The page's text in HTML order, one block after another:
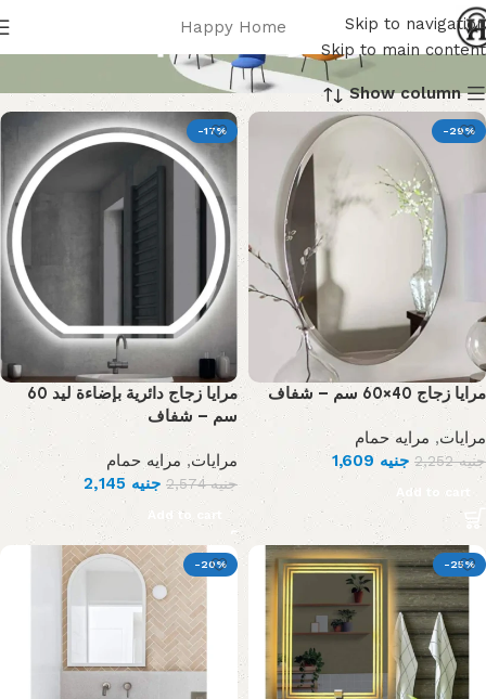
Skip to navigation
Skip to main content
Happy Home
مرايه حمام
Show column
-29%
مرايا زجاج 40×60 سم – شفاف
مرايات, مرايه حمام
جنيه2,252 جنيه
Add to cart
-17%
مرايا زجاج دائرية بإضاءة ليد 60
سم – شفاف
مرايات, مرايه حمام
جنيه2,574 جنيه
Add to cart
-25%
-20%